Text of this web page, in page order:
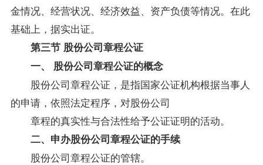
金情况、经营状况、经济效益、资产负债等情况。在此
基础上，据实出证。
第三节 股份公司章程公证
一、 股份公司章程公证的概念
股份公司章程公证，是指国家公证机构根据当事人
的申请，依照法定程序，对股份公司
章程的真实性与合法性给予公证证明的活动。
二、申办股份公司章程公证的手续
股份公司章程公证的管辖。